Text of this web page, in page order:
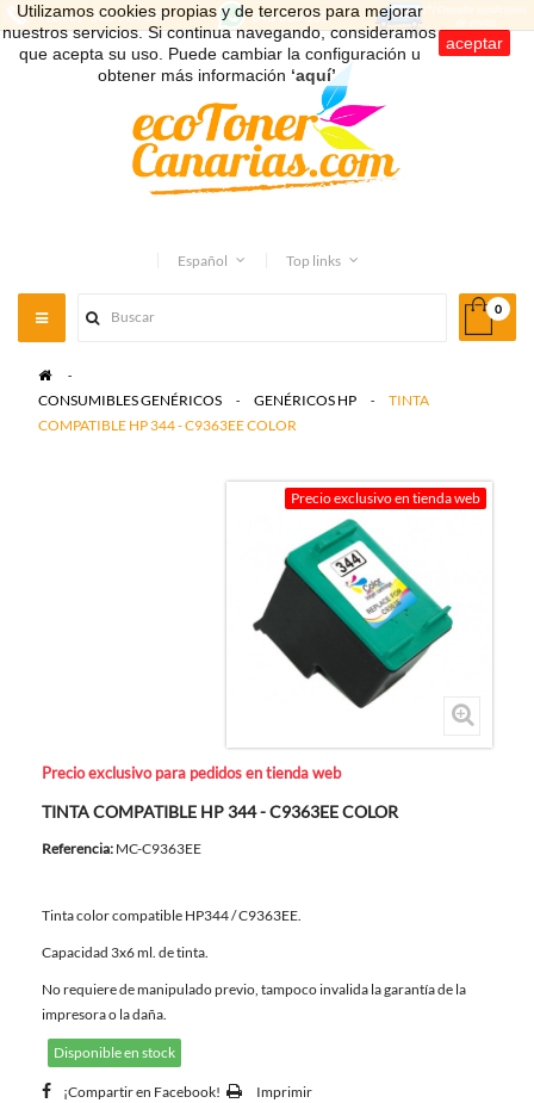
Utilizamos cookies propias y de terceros para mejorar
nuestros servicios. Si continua navegando, consideramos
que acepta su uso. Puede cambiar la configuración u
obtener más información ‘aquí’.
aceptar
Español Top links
0
Toggle
navigation
>
CONSUMIBLES GENÉRICOS
> GENÉRICOS HP >
TINTA
COMPATIBLE HP 344 - C9363EE COLOR
Precio exclusivo en tienda web
Precio exclusivo para pedidos en tienda web
TINTA COMPATIBLE HP 344 - C9363EE COLOR
Referencia: MC-C9363EE
Tinta color compatible HP344 / C9363EE.
Capacidad 3x6 ml. de tinta.
No requiere de manipulado previo, tampoco invalida la garantía de la
impresora o la daña.
Disponible en stock
¡Compartir en Facebook! Imprimir